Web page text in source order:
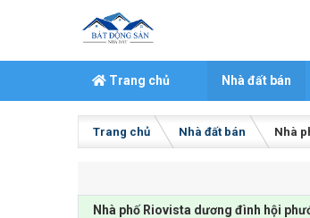
Trang chủ Nhà đất bán
Trang chủ Nhà đất bán Nhà
Nhà phố Riovista dương đình hội